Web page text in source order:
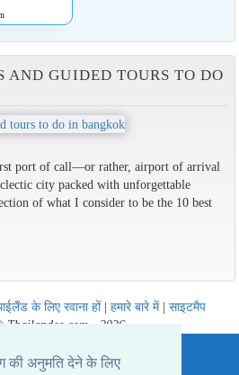
की अनुमति देने के लिए
AND GUIDED TOURS TO DO
port of call—or rather, airport of arrival
city packed with unforgettable
of what I consider to be the 10 best
के लिए रवाना हों| हमारे बारे में| साइटमैप
Thailandee.com - 2026